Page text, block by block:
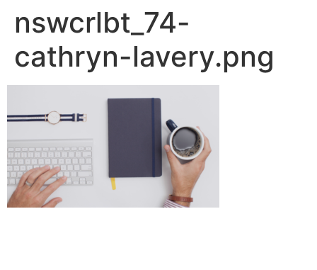
nswcrlbt_74-
cathryn-lavery.png